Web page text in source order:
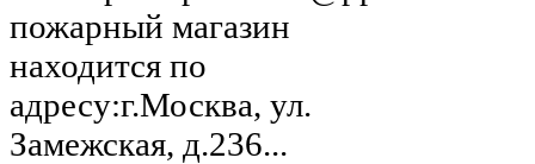
пожарный магазин
находится по
адресу:г.Москва, ул.
Замежская, д.236...